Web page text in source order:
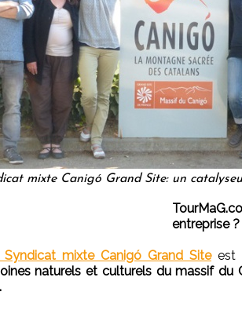
mixte Canigó Grand Site: un
entreprise ?
Syndicat mixte Canigó Grand Siteest
naturels et culturels du massif du